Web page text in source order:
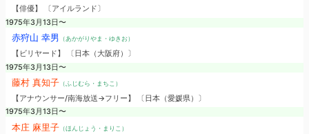
【俳優】 〔アイルランド〕
1975年3月13日〜
赤狩山 幸男 （あかがりやま・ゆきお）
【ビリヤード】 〔日本（大阪府）〕
1975年3月13日〜
藤村 真知子（ふじむら・まちこ）
【アナウンサー/南海放送→フリー】 〔日本（愛媛県）〕
1975年3月13日〜
本庄 麻里子（ほんじょう・まりこ）